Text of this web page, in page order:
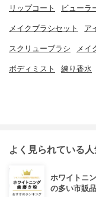
リップコート ビューラ
メイクブラシセット ア
スクリューブラシ メイ
ボディミスト 練り香水
よく見られている
ホワイトニ
の多い市販